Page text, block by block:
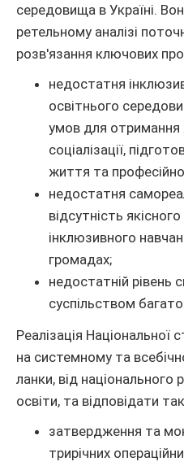
середовища в Україні.
ретельному аналізі
розв'язання ключових
недостатня
освітнього
умов для отримання
соціалізації,
життя та
недостатня
відсутність
інклюзивного
громадах;
недостатній рівень
суспільством
Реалізація Національної
на системному та
ланки, від національного
освіти, та відповідати
затвердження та
трирічних